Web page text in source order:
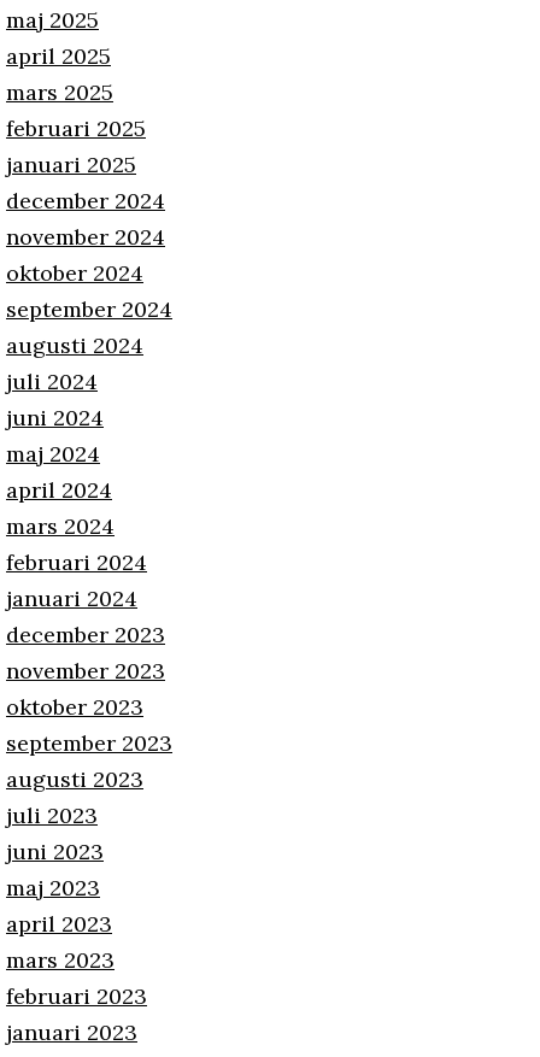
maj 2025
april 2025
mars 2025
februari 2025
januari 2025
december 2024
november 2024
oktober 2024
september 2024
augusti 2024
juli 2024
juni 2024
maj 2024
april 2024
mars 2024
februari 2024
januari 2024
december 2023
november 2023
oktober 2023
september 2023
augusti 2023
juli 2023
juni 2023
maj 2023
april 2023
mars 2023
februari 2023
januari 2023